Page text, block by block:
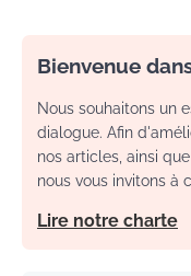
Bienvenue
Nous souhaitons un
dialogue. Afin
nos articles, ainsi
nous vous invitons à
Lire notre charte